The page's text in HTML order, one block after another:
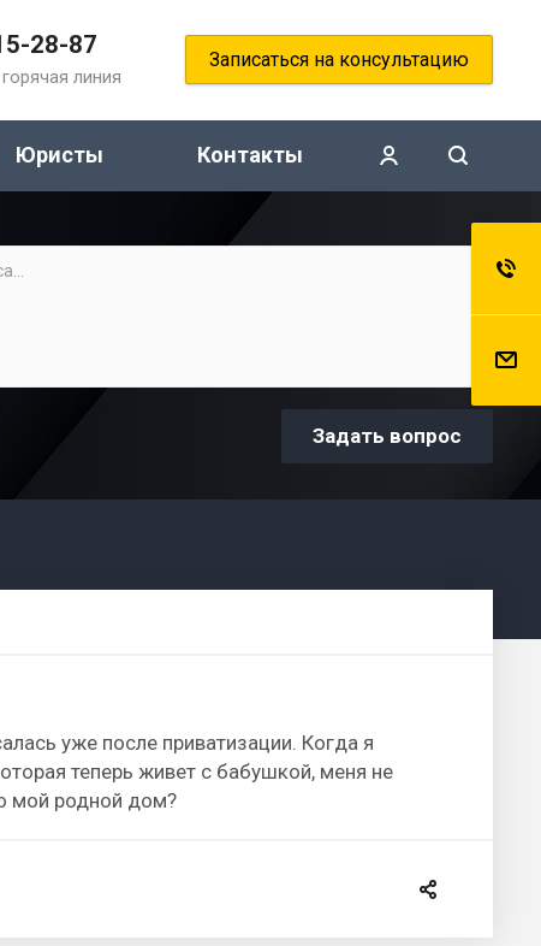
28-87
линия
Записаться на консультацию
Юристы Контакты
уже после приватизации. Когда я
теперь живет с бабушкой, меня не
мой родной дом?